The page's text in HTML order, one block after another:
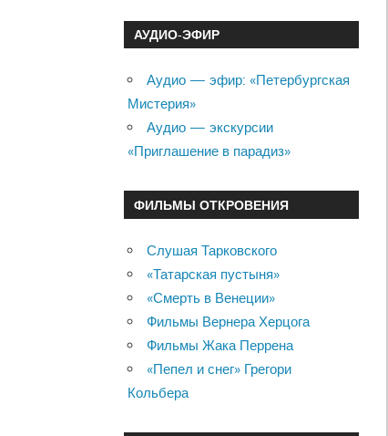
АУДИО-ЭФИР
Аудио — эфир: «Петербургская
Мистерия»
Аудио — экскурсии
«Приглашение в парадиз»
ФИЛЬМЫ ОТКРОВЕНИЯ
Слушая Тарковского
«Татарская пустыня»
«Смерть в Венеции»
Фильмы Вернера Херцога
Фильмы Жака Перрена
«Пепел и снег» Грегори
Кольбера